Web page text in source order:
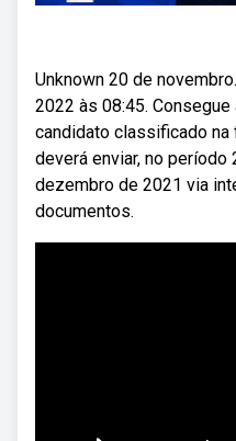
Unknown 20 de
2022 às 08:45.
candidato classificado
deverá enviar, no
dezembro de 2021 via
documentos.